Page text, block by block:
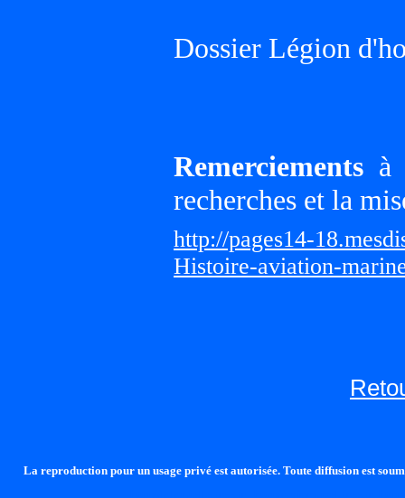
Dossier Légion
Remerciements à
recherches et la
http://pages14-
Histoire-aviation-
La reproduction pour un usage privé est autorisée. Toute diffusion est